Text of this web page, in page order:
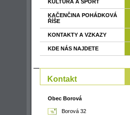
KULTURA A SPORT
KAČENČINA POHÁDKOVÁ
ŘÍŠE
KONTAKTY A VZKAZY
KDE NÁS NAJDETE
Kontakt
Obec Borová
Borová 32